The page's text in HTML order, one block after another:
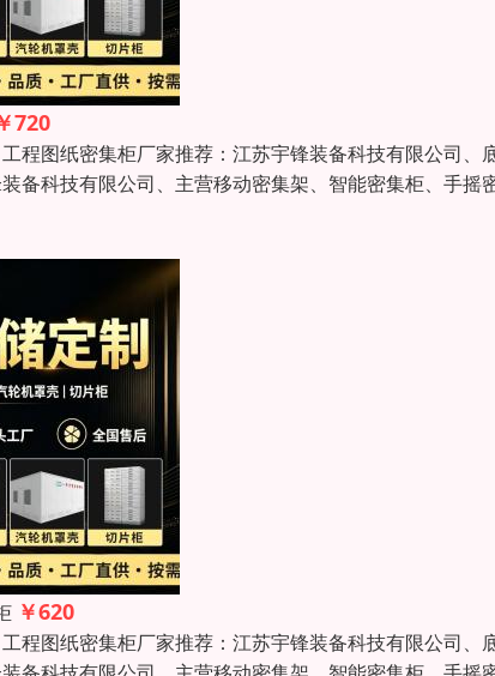
720
程图纸密集柜厂家推荐：江苏宇锋装备科技有限公司
备科技有限公司、主营移动密集架、智能密集柜、手摇
￥620
程图纸密集柜厂家推荐：江苏宇锋装备科技有限公司